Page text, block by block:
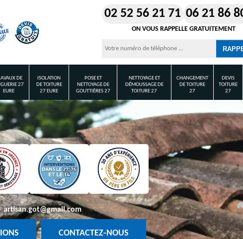
02 52 56 21 71 06 21 86
ON VOUS RAPPELLE GRATUITEMENT
DE
27
EURE
ISOLATION
DE TOITURE
27 EURE
POSE ET
NETTOYAGE DE
GOUTTIÈRES 27
NETTOYAGE ET
DÉMOUSSAGE DE
TOITURE 27
CHANGEMENT
DE TOITURE
27
DEVIS
TOITURE
27
artisan.got@gmail.com
CONTACTEZ-NOUS